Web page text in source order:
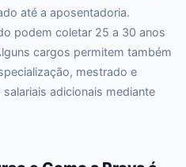
até a aposentadoria.
podem coletar 25 a 30 anos
cargos permitem também
mestrado e
adicionais mediante